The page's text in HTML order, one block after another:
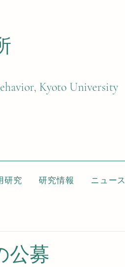
Kyoto University
研究 研究情報 ニュース
公募